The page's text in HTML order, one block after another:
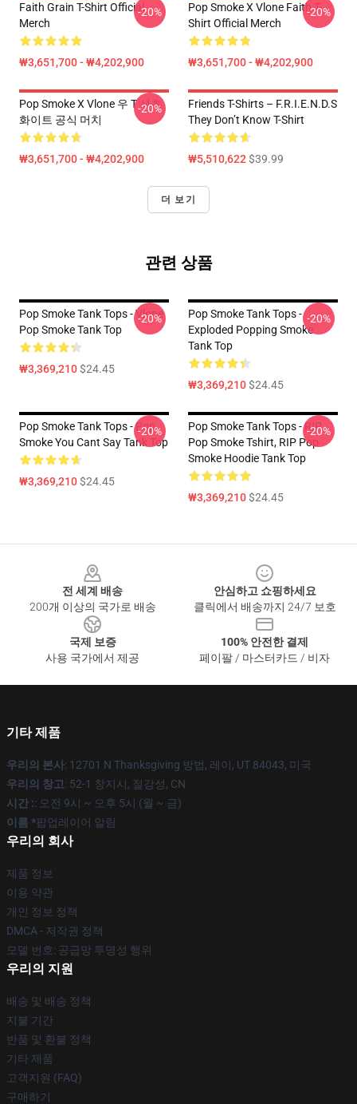
Faith Grain T-Shirt Official
Merch
₩3,651,700 - ₩4,202,900
-20%
Pop Smoke X Vlone Faith T-
Shirt Official Merch
₩3,651,700 - ₩4,202,900
-20%
Pop Smoke X Vlone 우 T 셔츠
화이트 공식 머치
₩3,651,700 - ₩4,202,900
-20%
Friends T-Shirts – F.R.I.E.N.D.S
They Don’t Know T-Shirt
₩5,510,622$39.99
더 보기
관련 상품
Pop Smoke Tank Tops - Vlone
Pop Smoke Tank Top
₩3,369,210$24.45
-20%
Pop Smoke Tank Tops -
Exploded Popping Smoke
Tank Top
₩3,369,210$24.45
-20%
Pop Smoke Tank Tops - Pop
Smoke You Cant Say Tank Top
₩3,369,210$24.45
-20%
Pop Smoke Tank Tops - RIP
Pop Smoke Tshirt, RIP Pop
Smoke Hoodie Tank Top
₩3,369,210$24.45
-20%
전 세계 배송
200개 이상의 국가로 배송
안심하고 쇼핑하세요
클릭에서 배송까지 24/7 보호
국제 보증
사용 국가에서 제공
100% 안전한 결제
페이팔 / 마스터카드 / 비자
기타 제품
우리의 본사: 12701 N Thanksgiving 방법, 레이, UT 84043, 미국
우리의 창고: 52-1 창지시, 절강성, CN
시간 :: 오전 9시 ~ 오후 5시 (월 ~ 금)
이름 *팝업레이어 알림
우리의 회사
제품 정보
이용 약관
개인 정보 정책
DMCA - 저작권 정책
모델 번호: 공급망 투명성 행위
우리의 지원
배송 및 배송 정책
지불 기간
반품 및 환불 정책
기타 제품
고객지원 (FAQ)
구매하기